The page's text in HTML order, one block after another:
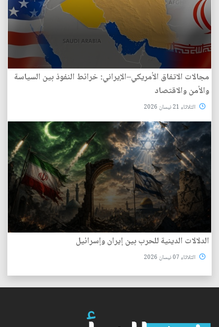
مجالات الاتفاق الأمريكي–الإيراني: خرائط النفوذ بين السياسة
والأمن والاقتصاد
الثلاثاء 21 نيسان 2026
الدلالات الدينية للحرب بين إيران وإسرائيل
الثلاثاء 07 نيسان 2026